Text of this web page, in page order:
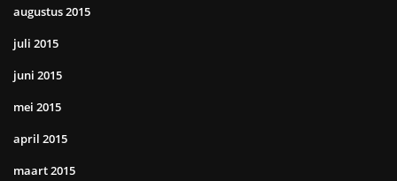
augustus 2015
juli 2015
juni 2015
mei 2015
april 2015
maart 2015